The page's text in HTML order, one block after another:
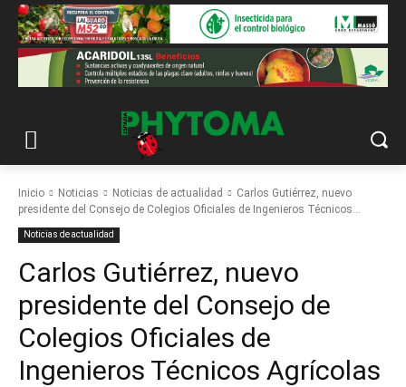
Inicio Noticias Noticias de actualidad
Carlos Gutiérrez, nuevo
presidente del Consejo de Colegios Oficiales de Ingenieros Técnicos...
Noticias de actualidad
Carlos Gutiérrez, nuevo
presidente del Consejo de
Colegios Oficiales de
Ingenieros Técnicos Agrícolas